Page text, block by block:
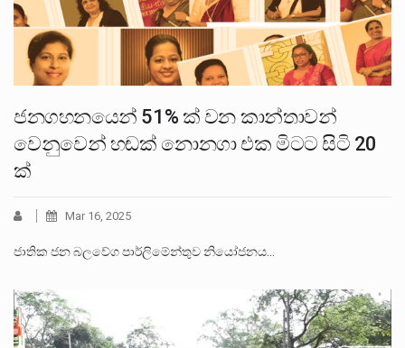
ජනගහනයෙන් 51% ක් වන කාන්තාවන්
වෙනුවෙන් හඬක් නොනගා එක මිටට සිටි 20
ක්
Mar 16, 2025
ජාතික ජන බලවේග පාර්ලිමේන්තුව නියෝජනය…